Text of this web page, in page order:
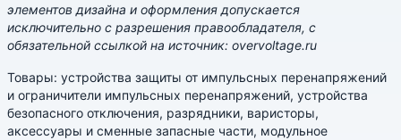
элементов дизайна и оформления допускается
исключительно с разрешения правообладателя, с
обязательной ссылкой на источник: overvoltage.ru
Товары: устройства защиты от импульсных перенапряжений
и ограничители импульсных перенапряжений, устройства
безопасного отключения, разрядники, варисторы,
аксессуары и сменные запасные части, модульное